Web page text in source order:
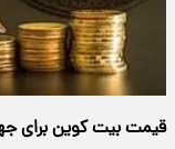
قیمت بیت کوین برای